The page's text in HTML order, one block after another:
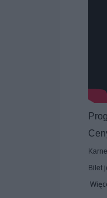
Bilet